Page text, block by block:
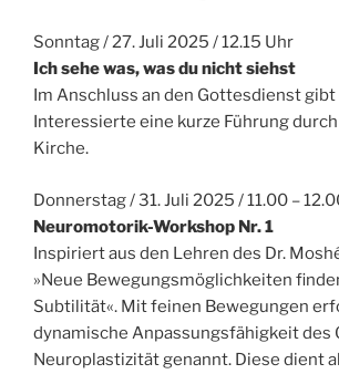
Sonntag / 27. Juli 2025 / 12.15 Uhr
Ich sehe was, was du nicht siehst
Im Anschluss an den Gottesdienst
Interessierte eine kurze Führung durch
Kirche.
Donnerstag / 31. Juli 2025 / 11.00 –
Neuromotorik-Workshop Nr. 1
Inspiriert aus den Lehren des Dr.
»Neue Bewegungsmöglichkeiten
Subtilität«. Mit feinen Bewegungen
dynamische Anpassungsfähigkeit des
Neuroplastizität genannt. Diese dient